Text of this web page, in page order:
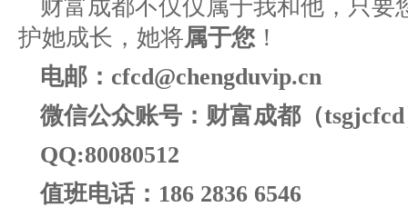
财富成都不仅仅属于我和他，只要
护她成长， 她将属于您 ！
电邮：cfcd@chengduvip.cn
微信公众账号：财富成都（
QQ:80080512
值班电话：186 2836 6546